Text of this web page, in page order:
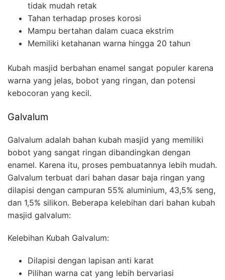
tidak mudah retak
Tahan terhadap proses korosi
Mampu bertahan dalam cuaca ekstrim
Memiliki ketahanan warna hingga 20 tahun
Kubah masjid berbahan enamel sangat populer karena
warna yang jelas, bobot yang ringan, dan potensi
kebocoran yang kecil.
Galvalum
Galvalum adalah bahan kubah masjid yang memiliki
bobot yang sangat ringan dibandingkan dengan
enamel. Karena itu, proses pembuatannya lebih mudah.
Galvalum terbuat dari bahan dasar baja ringan yang
dilapisi dengan campuran 55% aluminium, 43,5% seng,
dan 1,5% silikon. Beberapa kelebihan dari bahan kubah
masjid galvalum:
Kelebihan Kubah Galvalum:
Dilapisi dengan lapisan anti karat
Pilihan warna cat yang lebih bervariasi